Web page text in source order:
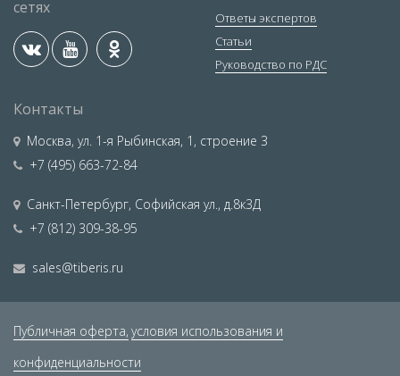
сетях
Ответы экспертов
Статьи
Руководство по РДС
Контакты
Москва, ул. 1-я Рыбинская, 1, строение 3
+7 (495) 663-72-84
Санкт-Петербург, Софийская ул., д.8к3Д
+7 (812) 309-38-95
sales@tiberis.ru
Публичная оферта, условия использования и
конфиденциальности